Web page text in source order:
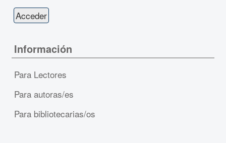
Información
Para Lectores
Para autoras/es
Para bibliotecarias/os